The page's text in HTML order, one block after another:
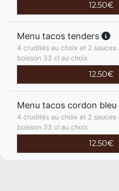
12.50€
Menu tacos tenders
4 crudités au choix et 2 sauces
boisson 33 cl au choix
12.50€
Menu tacos cordon bleu
4 crudités au choix et 2 sauces
boisson 33 cl au choix
12.50€